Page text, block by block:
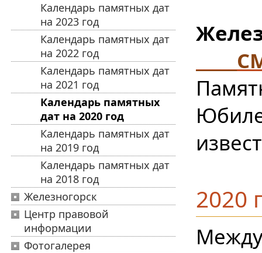
Календарь памятных дат
на 2023 год
Календарь памятных дат
на 2022 год
Календарь памятных дат
на 2021 год
Календарь памятных
дат на 2020 год
Календарь памятных дат
на 2019 год
Календарь памятных дат
на 2018 год
Железногорск
Центр правовой
информации
Фотогалерея
2020